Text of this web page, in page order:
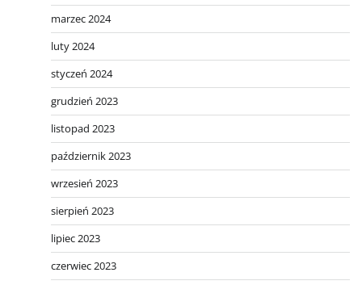
marzec 2024
luty 2024
styczeń 2024
grudzień 2023
listopad 2023
październik 2023
wrzesień 2023
sierpień 2023
lipiec 2023
czerwiec 2023